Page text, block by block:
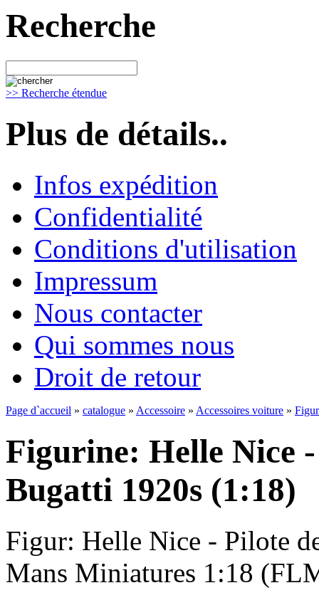
Recherche
>> Recherche étendue
Plus de détails..
Infos expédition
Confidentialité
Conditions d'utilisation
Impressum
Nous contacter
Qui sommes nous
Droit de retour
Page d`accueil » catalogue » Accessoire » Accessoires voiture »
Figurine: Helle Nice
Bugatti 1920s (1:18)
Figur: Helle Nice - Pilote
Mans Miniatures 1:18